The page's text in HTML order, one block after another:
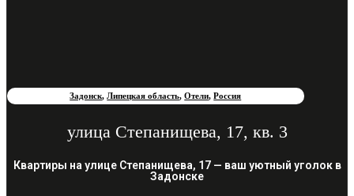
Задонск,Липецкая область,Отели,Россия
улица Степанищева, 17, кв. 3
Квартиры на улице Степанищева, 17 — ваш уютный уголок в
Задонске